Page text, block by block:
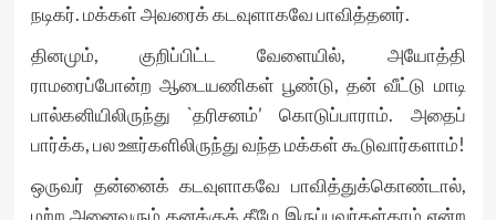
நடிகர். மக்கள் அவரைக் கடவுளாகவே பாவித்தனர்.
தினமும், குறிப்பிட்ட வேளையில், அயோத்தி
ராமரைப்போன்ற ஆடையணிகள் பூண்டு, தன் வீட்டு மாடி
பால்கனியிலிருந்து `தரிசனம்’ கொடுப்பாராம். அதைப்
பார்க்க, பல ஊர்களிலிருந்து வந்த மக்கள் கூடுவார்களாம்!
ஒருவர் தன்னைக் கடவுளாகவே பாவித்துக்கொண்டால்,
மற்ற அனைவரும் தனக்குக் கீழே இருப்பவர்கள்தாம் என்ற